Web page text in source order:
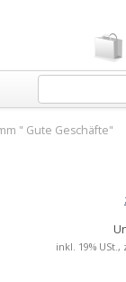
" Gute Geschäfte"
inkl. 19% USt.,